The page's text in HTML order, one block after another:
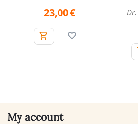
23,00€ Dr.
My account